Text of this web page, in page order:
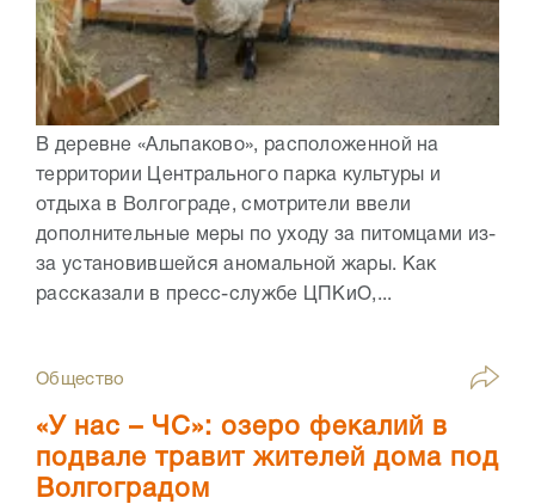
В деревне «Альпаково», расположенной на
территории Центрального парка культуры и
отдыха в Волгограде, смотрители ввели
дополнительные меры по уходу за питомцами из-
за установившейся аномальной жары. Как
рассказали в пресс-службе ЦПКиО,...
Общество
«У нас – ЧС»: озеро фекалий в
подвале травит жителей дома под
Волгоградом